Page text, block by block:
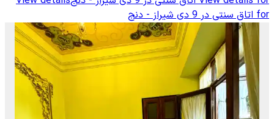
for اتاق سنتی در 9 دی شیراز - دنج